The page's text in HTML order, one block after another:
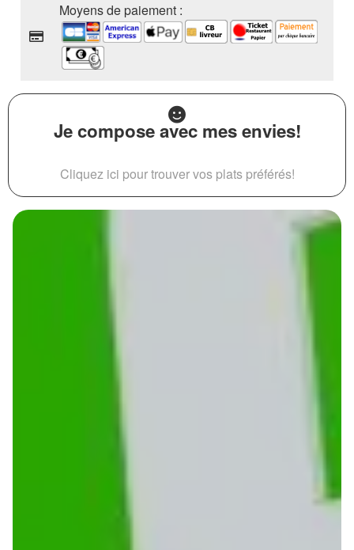
Moyens de paiement :
Je compose avec mes envies!
Cliquez ici pour trouver vos plats préférés!